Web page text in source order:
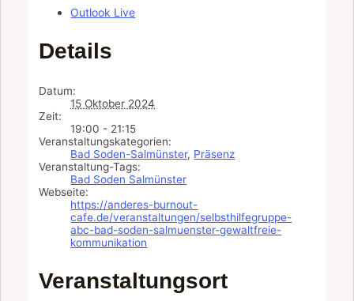
Outlook Live
Details
Datum:
15 Oktober 2024
Zeit:
19:00 - 21:15
Veranstaltungskategorien:
Bad Soden-Salmünster, Präsenz
Veranstaltung-Tags:
Bad Soden Salmünster
Webseite:
https://anderes-burnout-
cafe.de/veranstaltungen/selbsthilfegruppe-
abc-bad-soden-salmuenster-gewaltfreie-
kommunikation
Veranstaltungsort